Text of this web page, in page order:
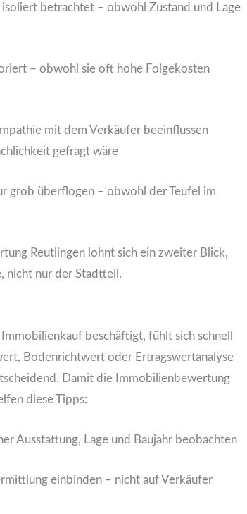
betrachtet – obwohl Zustand und Lage
– obwohl sie oft hohe Folgekosten
mit dem Verkäufer beeinflussen
gefragt wäre
grob überflogen – obwohl der Teufel im
Reutlingen lohnt sich ein zweiter Blick,
nicht nur der Stadtteil.
beschäftigt, fühlt sich schnell
Bodenrichtwert oder Ertragswertanalyse
Damit die Immobilienbewertung
diese Tipps:
Ausstattung, Lage und Baujahr beobachten
einbinden – nicht auf Verkäufer